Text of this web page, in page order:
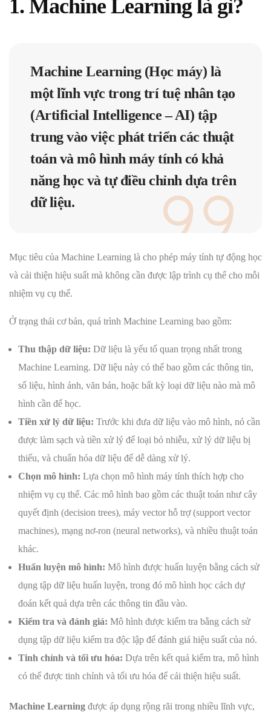
1. Machine Learning là gì?
Machine Learning (Học máy) là
một lĩnh vực trong trí tuệ nhân tạo
(Artificial Intelligence – AI) tập
trung vào việc phát triển các thuật
toán và mô hình máy tính có khả
năng học và tự điều chỉnh dựa trên
dữ liệu.
Mục tiêu của Machine Learning là cho phép máy tính tự động học
và cải thiện hiệu suất mà không cần được lập trình cụ thể cho mỗi
nhiệm vụ cụ thể.
Ở trạng thái cơ bản, quá trình Machine Learning bao gồm:
Thu thập dữ liệu: Dữ liệu là yếu tố quan trọng nhất trong
Machine Learning. Dữ liệu này có thể bao gồm các thông tin,
số liệu, hình ảnh, văn bản, hoặc bất kỳ loại dữ liệu nào mà mô
hình cần để học.
Tiền xử lý dữ liệu: Trước khi đưa dữ liệu vào mô hình, nó cần
được làm sạch và tiền xử lý để loại bỏ nhiễu, xử lý dữ liệu bị
thiếu, và chuẩn hóa dữ liệu để dễ dàng xử lý.
Chọn mô hình: Lựa chọn mô hình máy tính thích hợp cho
nhiệm vụ cụ thể. Các mô hình bao gồm các thuật toán như cây
quyết định (decision trees), máy vector hỗ trợ (support vector
machines), mạng nơ-ron (neural networks), và nhiều thuật toán
khác.
Huấn luyện mô hình: Mô hình được huấn luyện bằng cách sử
dụng tập dữ liệu huấn luyện, trong đó mô hình học cách dự
đoán kết quả dựa trên các thông tin đầu vào.
Kiểm tra và đánh giá: Mô hình được kiểm tra bằng cách sử
dụng tập dữ liệu kiểm tra độc lập để đánh giá hiệu suất của nó.
Tinh chỉnh và tối ưu hóa: Dựa trên kết quả kiểm tra, mô hình
có thể được tinh chỉnh và tối ưu hóa để cải thiện hiệu suất.
Machine Learning được áp dụng rộng rãi trong nhiều lĩnh vực,